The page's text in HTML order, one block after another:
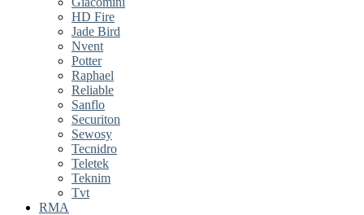
HD Fire
Jade Bird
Nvent
Potter
Raphael
Reliable
Sanflo
Securiton
Sewosy
Tecnidro
Teletek
Teknim
Tvt
RMA